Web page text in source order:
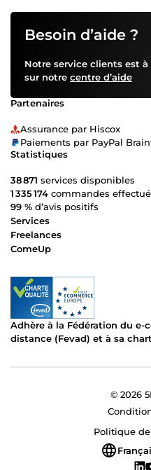
Besoin d’aide ?
Notre service clients est
sur notre centre d’aide
Partenaires
Assurance par Hiscox
Paiements par PayPal
Statistiques
38 871 services disponibles
1 335 174 commandes
99 % d’avis positifs
Services
Freelances
ComeUp
Adhère à la Fédération du e-
distance (Fevad) et à sa
© 2026
Politique